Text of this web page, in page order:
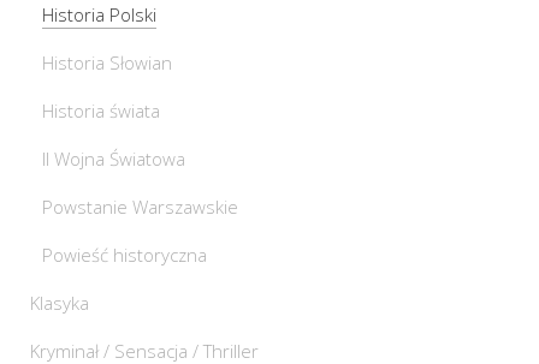
Historia Polski
Historia Słowian
Historia świata
II Wojna Światowa
Powstanie Warszawskie
Powieść historyczna
Klasyka
Kryminał / Sensacja / Thriller